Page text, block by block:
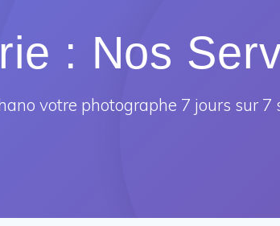
: Nos
votre photographe 7 jours sur 7